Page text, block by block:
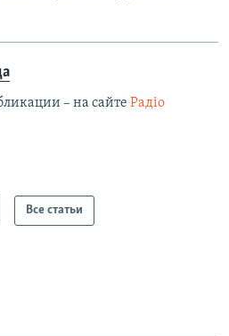
– на сайте Радіо
Все статьи